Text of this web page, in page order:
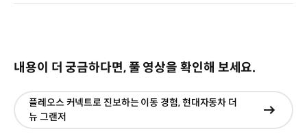
내용이 더 궁금하다면, 풀 영상을 확인해 보세요.
플레오스 커넥트로 진보하는 이동 경험, 현대자동차 더
뉴 그랜저
현재
이동